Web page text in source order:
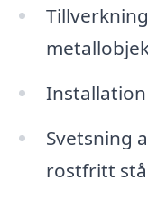
Svetsning
rostfritt